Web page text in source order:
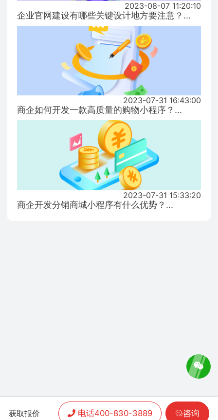
2023-08-07 11:20:10
企业官网建设有哪些关键设计地方要注意？...
2023-07-31 16:43:00
商企如何开发一款高质量的购物小程序？...
2023-07-31 15:33:20
商企开发分销商城小程序有什么优势？...
获取报价 电话400-830-3889 咨询